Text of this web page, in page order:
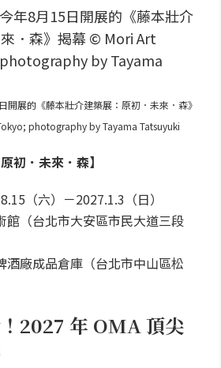
開展的《藤本壯介建築展：原初．未來．森》
photography by Tayama Tatsuyuki
初．未來．森】
（六）－2027.1.3（日）
館（台北市大安區市民大道三段
酒廠成品倉庫（台北市中山區松
2027 年 OMA 頂尖